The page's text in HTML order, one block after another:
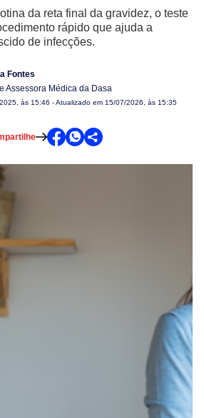
da reta final da gravidez, o teste
rápido que ajuda a
de infecções.
Fontes
Assessora Médica da Dasa
às 15:46 - Atualizado em 15/07/2026, às 15:35